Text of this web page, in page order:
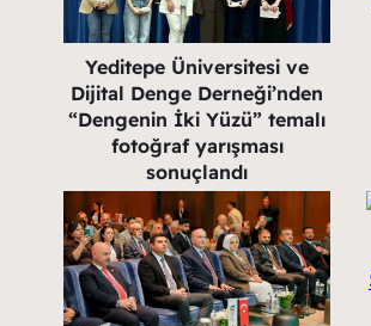
Yeditepe Üniversitesi ve
Dijital Denge Derneği’nden
“Dengenin İki Yüzü” temalı
fotoğraf yarışması
sonuçlandı